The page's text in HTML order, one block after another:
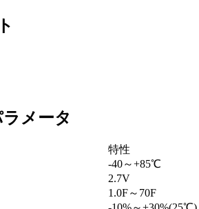
メータ
特性
-40～+85℃
2.7V
1.0F～70F